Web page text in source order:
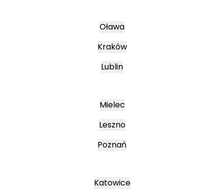
Oława
Kraków
Lublin
Mielec
Leszno
Poznań
Katowice